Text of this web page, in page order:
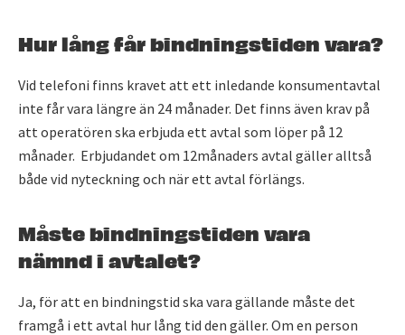
Hur lång får bindningstiden vara?
Vid telefoni finns kravet att ett inledande konsumentavtal
inte får vara längre än 24 månader. Det finns även krav på
att operatören ska erbjuda ett avtal som löper på 12
månader. Erbjudandet om 12månaders avtal gäller alltså
både vid nyteckning och när ett avtal förlängs.
Måste bindningstiden vara
nämnd i avtalet?
Ja, för att en bindningstid ska vara gällande måste det
framgå i ett avtal hur lång tid den gäller. Om en person